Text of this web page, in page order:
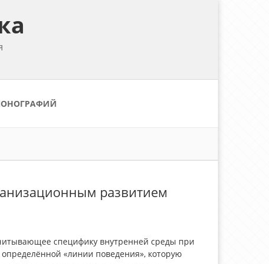
развитием
специфику внутренней среды при
«линии поведения», которую